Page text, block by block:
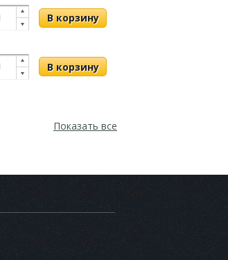
Показать все